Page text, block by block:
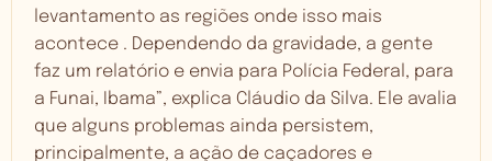
levantamento as regiões onde isso mais
acontece . Dependendo da gravidade, a gente
faz um relatório e envia para Polícia Federal, para
a Funai, Ibama”, explica Cláudio da Silva. Ele avalia
que alguns problemas ainda persistem,
principalmente, a ação de caçadores e